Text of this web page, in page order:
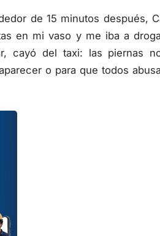
de 15 minutos después,
en mi vaso y me iba a
cayó del taxi: las piernas
o para que todos